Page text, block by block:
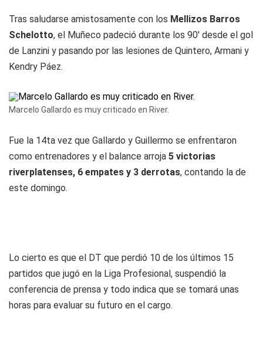
Tras saludarse amistosamente con los Mellizos Barros
Schelotto, el Muñeco padeció durante los 90' desde el gol
de Lanzini y pasando por las lesiones de Quintero, Armani y
Kendry Páez.
Marcelo Gallardo es muy criticado en River.
Fue la 14ta vez que Gallardo y Guillermo se enfrentaron
como entrenadores y el balance arroja 5 victorias
riverplatenses, 6 empates y 3 derrotas, contando la de
este domingo.
Lo cierto es que el DT que perdió 10 de los últimos 15
partidos que jugó en la Liga Profesional, suspendió la
conferencia de prensa y todo indica que se tomará unas
horas para evaluar su futuro en el cargo.